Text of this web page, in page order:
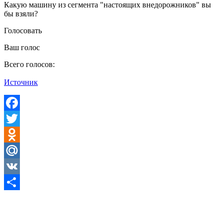
Какую машину из сегмента "настоящих внедорожников" вы
бы взяли?
Голосовать
Ваш голос
Всего голосов:
Источник
Facebook
Twitter
Odnoklassniki
Mail.Ru
VK